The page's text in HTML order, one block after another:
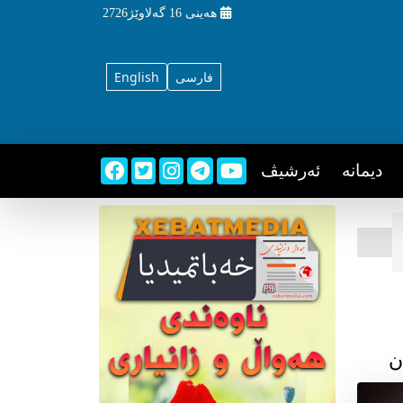
هه‌ینی 16 گه‌لاوێژ2726
English فارسی
دیمانه ئه‌رشیڤ